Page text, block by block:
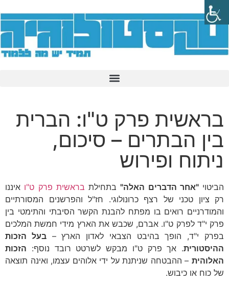
בראשית פרק ט"ו: הברית
בין הבתרים – סיכום,
ניתוח ופירוש
הביטוי"אחר הדברים האלה"בתחילת בראשית פרק ט"ו איננו
רק ציון טכני של רצף כרונולוגי. חז"ל והפרשנים המסורתיים
והמודרניים רואים בו מפתח להבנת הקשר הסיבתי והתימטי בין
פרק י"ד לפרק ט"ו. אברם, שכבש את הארץ מידי חמשת המלכים
בפרק י"ד, הופך בהיבט הצבאי לאדון הארץ –בעל הזכות
ההיסטורית. אך פרק ט"ו מבקש לשרטט רובד נוסף: הזכות
האלוהית – ההבטחה שניתנת על ידי אלוהים עצמו, ואינה תוצאה
של כוח או כיבוש.